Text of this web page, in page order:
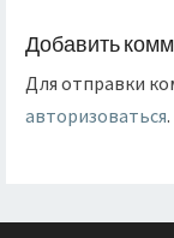
Добавить
Для отправки
авторизоваться.